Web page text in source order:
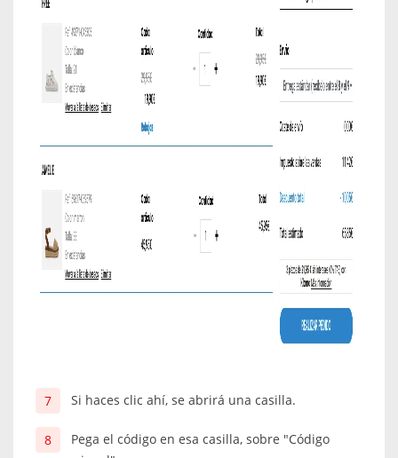
Si haces clic ahí, se abrirá una casilla.
Pega el código en esa casilla, sobre "Código